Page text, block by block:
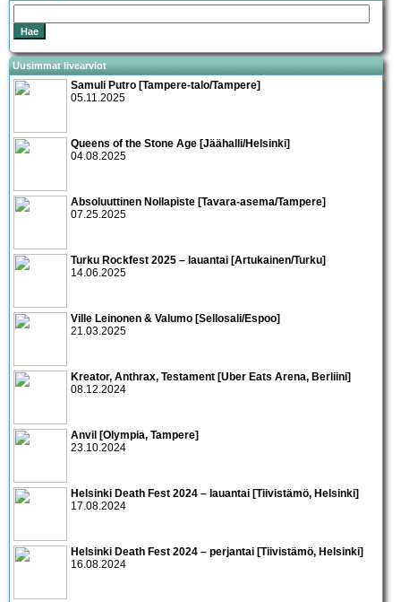
Uusimmat livearviot
Samuli Putro [Tampere-talo/Tampere]
05.11.2025
Queens of the Stone Age [Jäähalli/Helsinki]
04.08.2025
Absoluuttinen Nollapiste [Tavara-asema/Tampere]
07.25.2025
Turku Rockfest 2025 – lauantai [Artukainen/Turku]
14.06.2025
Ville Leinonen & Valumo [Sellosali/Espoo]
21.03.2025
Kreator, Anthrax, Testament [Uber Eats Arena, Berliini]
08.12.2024
Anvil [Olympia, Tampere]
23.10.2024
Helsinki Death Fest 2024 – lauantai [Tiivistämö, Helsinki]
17.08.2024
Helsinki Death Fest 2024 – perjantai [Tiivistämö, Helsinki]
16.08.2024